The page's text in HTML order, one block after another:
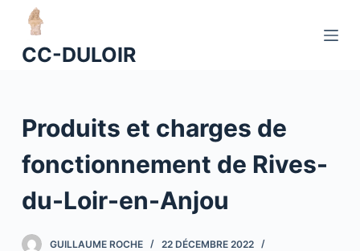
u
o
CC-DULOIR
Produits et charges de
fonctionnement de Rives-
du-Loir-en-Anjou
GUILLAUME ROCHE
22 DÉCEMBRE 2022